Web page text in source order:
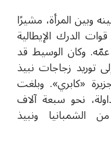
وبين المرأة، مشيرًا
الدرك الإيطالية
عمّه. وكان الوسيط قد
توريد زجاجات نبيذ
«كابري». وبلغت
نحو سبعة آلاف
الشمبانيا ونبيذ